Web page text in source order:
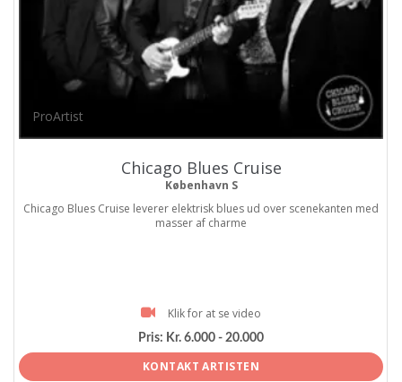
ProArtist
Chicago Blues Cruise
København S
Chicago Blues Cruise leverer elektrisk blues ud over scenekanten med
masser af charme
Klik for at se video
Pris: Kr. 6.000 - 20.000
KONTAKT ARTISTEN